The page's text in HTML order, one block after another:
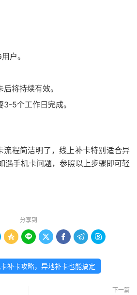
户。
将持续有效。
5个工作日完成。
流程简洁明了，线上补卡特别适合异
遇手机卡问题，参照以上步骤即可轻
分享到
     
补卡攻略，异地补卡也能搞定
下一篇